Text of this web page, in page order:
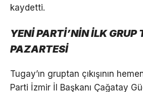
kaydetti.
YENİ PARTİ’NİN İLK GRUP
PAZARTESİ
Tugay’ın gruptan çıkışının
Parti İzmir İl Başkanı Çağatay